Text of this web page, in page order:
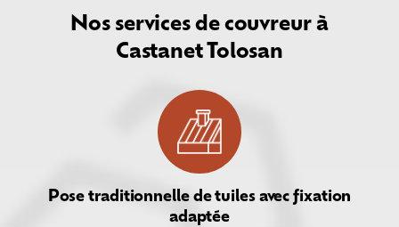
Nos services de couvreur à
Castanet Tolosan
Pose traditionnelle de tuiles avec fixation
adaptée